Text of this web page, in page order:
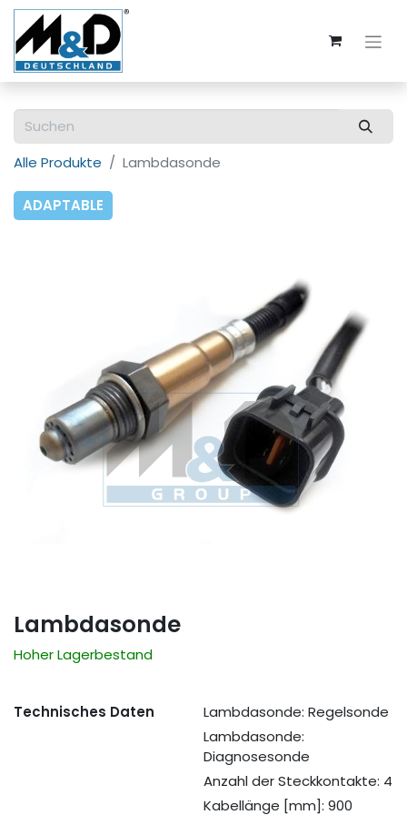
Alle Produkte Lambdasonde
ADAPTABLE
Lambdasonde
Hoher Lagerbestand
Technisches Daten
Lambdasonde: Regelsonde
Lambdasonde:
Diagnosesonde
Anzahl der Steckkontakte: 4
Kabellänge [mm]: 900